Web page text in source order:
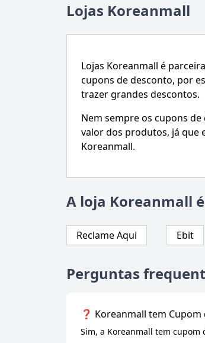
Lojas Koreanmall
Lojas Koreanmall é
cupons de desconto, por
trazer grandes descontos.
Nem sempre os cupons
valor dos produtos, já que
Koreanmall.
A loja Koreanmall
Reclame Aqui Ebit
Perguntas
❓ Koreanmall tem Cupom
Sim, a Koreanmall tem cupom